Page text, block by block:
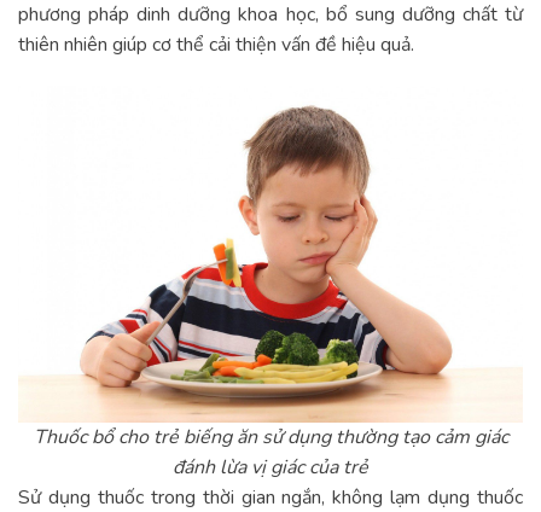
phương pháp dinh dưỡng khoa học, bổ sung dưỡng chất từ
thiên nhiên giúp cơ thể cải thiện vấn đề hiệu quả.
Thuốc bổ cho trẻ biếng ăn sử dụng thường tạo cảm giác
đánh lừa vị giác của trẻ
Sử dụng thuốc trong thời gian ngắn, không lạm dụng thuốc